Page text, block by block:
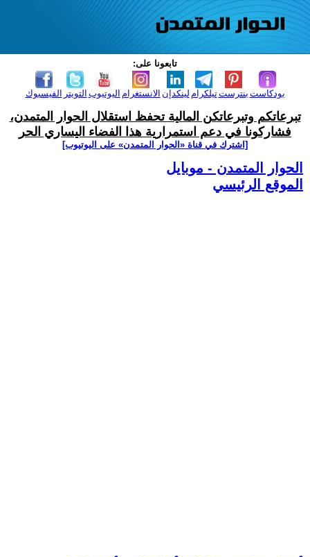
تابعونا على:
الفيسبوك التويتر اليوتيوب الانستغرام لينكدإن تيلكرامبنترست بودكاست
تبرعاتكم وتبرعاتكن المالية تحفظ استقلال الحوار المتمدن،
فشاركونا في دعم استمرارية هذا الفضاء اليساري الحر
[اشترك في قناة ‫«الحوار المتمدن» على اليوتيوب]
الحوار المتمدن - موبايل
الموقع الرئيسي